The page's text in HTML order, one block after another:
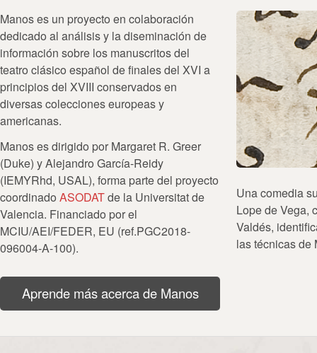
Manos es un proyecto en colaboración
dedicado al análisis y la diseminación de
información sobre los manuscritos del
teatro clásico español de finales del XVI a
principios del XVIII conservados en
diversas colecciones europeas y
americanas.
Manos es dirigido por Margaret R. Greer
(Duke) y Alejandro García-Reidy
(IEMYRhd, USAL), forma parte del proyecto
coordinado ASODATde la Universitat de
Valencia. Financiado por el
MCIU/AEI/FEDER, EU (ref.PGC2018-
096004-A-100).
Aprende más acerca de Manos
Una comedia
Lope de Vega,
Valdés,
las técnicas de